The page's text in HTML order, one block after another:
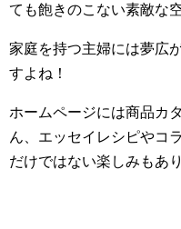
ても飽きのこない素敵な
家庭を持つ主婦には夢広
すよね！
ホームページには商品カ
ん、エッセイレシピやコ
だけではない楽しみもあ